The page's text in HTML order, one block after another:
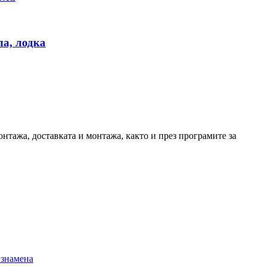
лодка
доставката и монтажа, както и през програмите за